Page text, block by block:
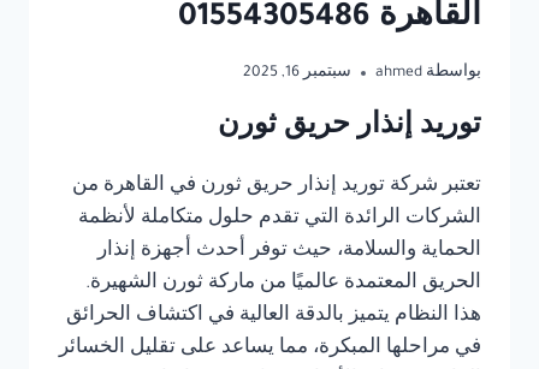
القاهرة 01554305486
بواسطة ahmed سبتمبر 16, 2025
توريد إنذار حريق ثورن
تعتبر شركة توريد إنذار حريق ثورن في القاهرة من
الشركات الرائدة التي تقدم حلول متكاملة لأنظمة
الحماية والسلامة، حيث توفر أحدث أجهزة إنذار
الحريق المعتمدة عالميًا من ماركة ثورن الشهيرة.
هذا النظام يتميز بالدقة العالية في اكتشاف الحرائق
في مراحلها المبكرة، مما يساعد على تقليل الخسائر